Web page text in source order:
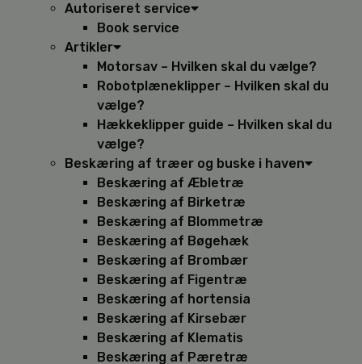
Autoriseret service
Book service
Artikler
Motorsav – Hvilken skal du vælge?
Robotplæneklipper – Hvilken skal du
vælge?
Hækkeklipper guide – Hvilken skal du
vælge?
Beskæring af træer og buske i haven
Beskæring af Æbletræ
Beskæring af Birketræ
Beskæring af Blommetræ
Beskæring af Bøgehæk
Beskæring af Brombær
Beskæring af Figentræ
Beskæring af hortensia
Beskæring af Kirsebær
Beskæring af Klematis
Beskæring af Pæretræ